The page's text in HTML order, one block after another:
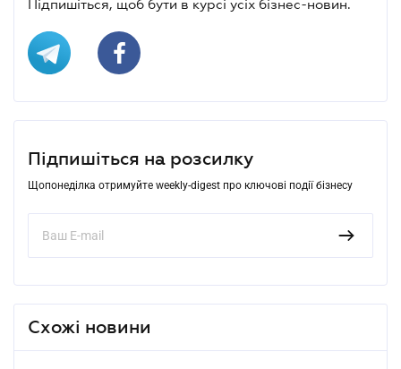
Підпишіться, щоб бути в курсі усіх бізнес-новин.
Підпишіться на розсилку
Щопонеділка отримуйте weekly-digest про ключові події бізнесу
Схожі новини